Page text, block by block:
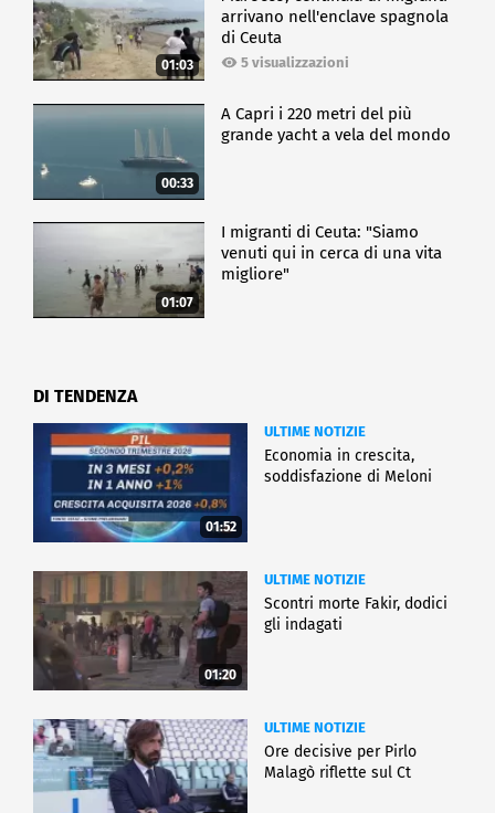
01:03
arrivano nell'enclave spagnola
di Ceuta
5 visualizzazioni
00:33
A Capri i 220 metri del più
grande yacht a vela del mondo
01:07
I migranti di Ceuta: "Siamo
venuti qui in cerca di una vita
migliore"
DI TENDENZA
01:52
ULTIME NOTIZIE
Economia in crescita,
soddisfazione di Meloni
01:20
ULTIME NOTIZIE
Scontri morte Fakir, dodici
gli indagati
ULTIME NOTIZIE
Ore decisive per Pirlo
Malagò riflette sul Ct